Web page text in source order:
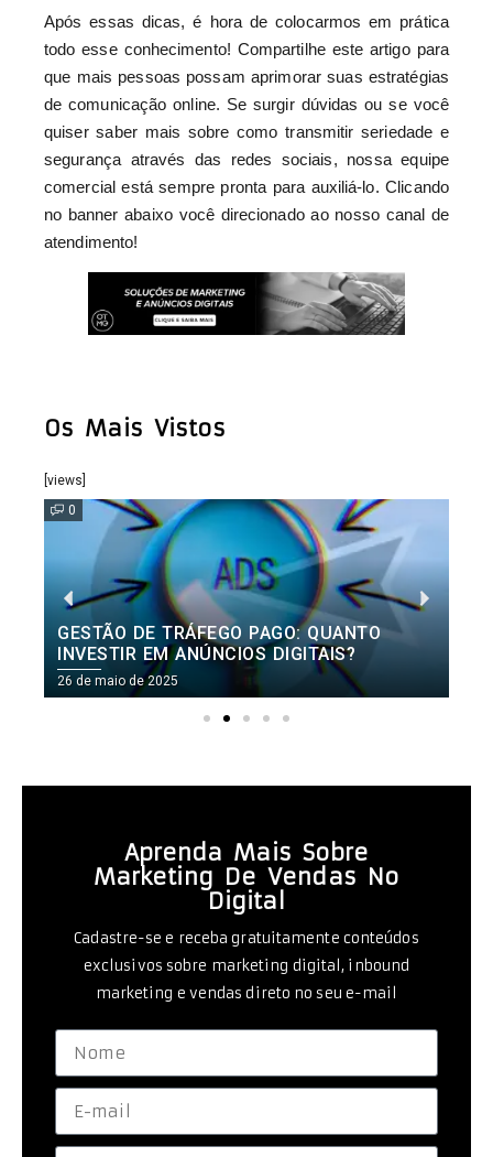
Após essas dicas, é hora de colocarmos em prática
todo esse conhecimento! Compartilhe este artigo para
que mais pessoas possam aprimorar suas estratégias
de comunicação online. Se surgir dúvidas ou se você
quiser saber mais sobre como transmitir seriedade e
segurança através das redes sociais, nossa equipe
comercial está sempre pronta para auxiliá-lo. Clicando
no banner abaixo você direcionado ao nosso canal de
atendimento!
Os Mais Vistos
[views]
0
GESTÃO DE TRÁFEGO PAGO: QUANTO
INVESTIR EM ANÚNCIOS DIGITAIS?
26 de maio de 2025
Aprenda Mais Sobre
Marketing De Vendas No
Digital
Cadastre-se e receba gratuitamente conteúdos
exclusivos sobre marketing digital, inbound
marketing e vendas direto no seu e-mail